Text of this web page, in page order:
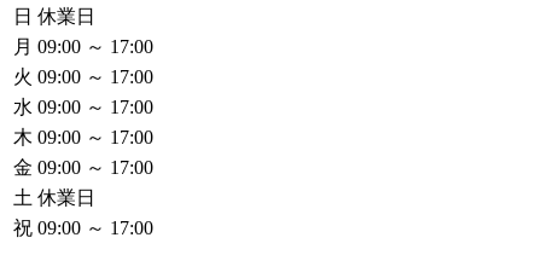
日 休業日
月 09:00 ～ 17:00
火 09:00 ～ 17:00
水 09:00 ～ 17:00
木 09:00 ～ 17:00
金 09:00 ～ 17:00
土 休業日
祝 09:00 ～ 17:00